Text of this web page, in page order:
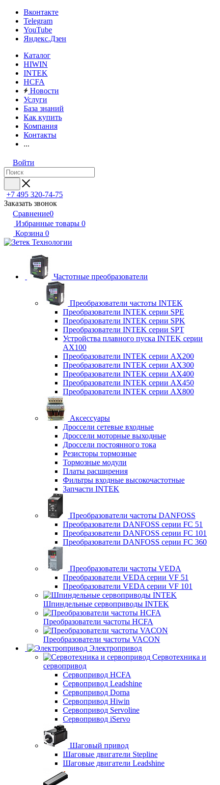
Вконтакте
Telegram
YouTube
Яндекс.Дзен
Каталог
HIWIN
INTEK
HCFA
Новости
Услуги
База знаний
Как купить
Компания
Контакты
...
Войти
+7 495 320-74-75
Заказать звонок
Сравнение0
Избранные товары 0
Корзина 0
Частотные преобразователи
Преобразователи частоты INTEK
Преобразователи INTEK серии SPE
Преобразователи INTEK серии SPK
Преобразователи INTEK серии SPT
Устройства плавного пуска INTEK серии
AX100
Преобразователи INTEK серии AX200
Преобразователи INTEK серии AX300
Преобразователи INTEK серии AX400
Преобразователи INTEK серии AX450
Преобразователи INTEK серии AX800
Аксессуары
Дроссели сетевые входные
Дроссели моторные выходные
Дроссели постоянного тока
Резисторы тормозные
Тормозные модули
Платы расширения
Фильтры входные высокочастотные
Запчасти INTEK
Преобразователи частоты DANFOSS
Преобразователи DANFOSS серии FC 51
Преобразователи DANFOSS серии FC 101
Преобразователи DANFOSS серии FC 360
Преобразователи частоты VEDA
Преобразователи VEDA серии VF 51
Преобразователи VEDA серии VF 101
Шпиндельные сервоприводы INTEK
Преобразователи частоты HCFA
Преобразователи частоты VACON
Электропривод
Сервотехника и
сервопривод
Сервопривод HCFA
Сервопривод Leadshine
Сервопривод Dorna
Сервопривод Hiwin
Сервопривод Servoline
Сервопривод iServo
Шаговый привод
Шаговые двигатели Stepline
Шаговые двигатели Leadshine